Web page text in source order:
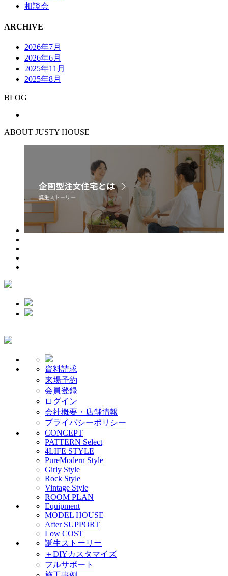
相談会
ARCHIVE
2026年7月
2026年6月
2025年11月
2025年8月
BLOG
ABOUT JUSTY HOUSE
資料請求
来場予約
会員登録
ログイン
会社概要・店舗情報
プライバシーポリシー
CONCEPT
PATTERN Select
4LIFE STYLE
PureModern Style
Girly Style
Rock Style
Vintage Style
ROOM PLAN
Equipment
MODEL HOUSE
After SUPPORT
Low COST
誕生ストーリー
＋DIYカスタマイズ
フルサポート